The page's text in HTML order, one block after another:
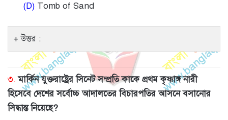
(D) Tomb of Sand
উত্তর :
৩. মার্কিন যুক্তরাষ্ট্রের সিনেট সম্প্রতি কাকে প্রথম কৃষ্ণাঙ্গ নারী
হিসেবে দেশের সর্বোচ্চ আদালতের বিচারপতির আসনে বসানোর
সিদ্ধান্ত নিয়েছে?